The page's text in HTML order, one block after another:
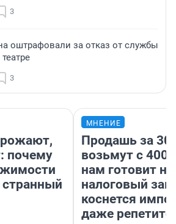
3
оштрафовали за отказ от службы
3
почему
странный
МНЕНИЕ
Продашь за
возьмут с
нам готовит
налоговый
коснется
даже